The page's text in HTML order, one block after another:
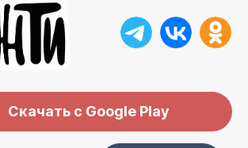
Скачать с Google Play